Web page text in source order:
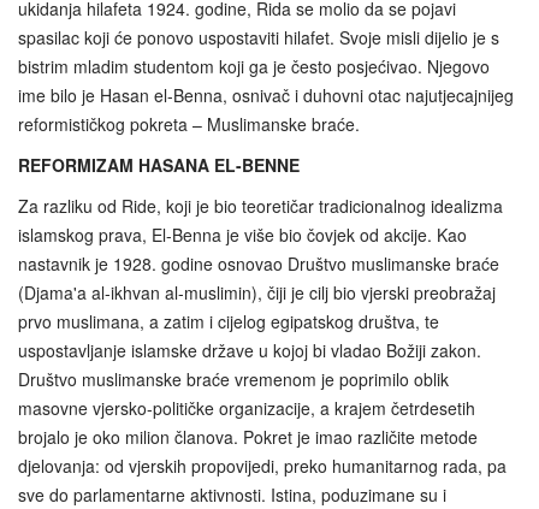
ukidanja hilafeta 1924. godine, Rida se molio da se pojavi
spasilac koji će ponovo uspostaviti hilafet. Svoje misli dijelio je s
bistrim mladim studentom koji ga je često posjećivao. Njegovo
ime bilo je Hasan el-Benna, osnivač i duhovni otac najutjecajnijeg
reformističkog pokreta – Muslimanske braće.
REFORMIZAM HASANA EL-BENNE
Za razliku od Ride, koji je bio teoretičar tradicionalnog idealizma
islamskog prava, El-Benna je više bio čovjek od akcije. Kao
nastavnik je 1928. godine osnovao Društvo muslimanske braće
(Djama'a al-ikhvan al-muslimin), čiji je cilj bio vjerski preobražaj
prvo muslimana, a zatim i cijelog egipatskog društva, te
uspostavljanje islamske države u kojoj bi vladao Božiji zakon.
Društvo muslimanske braće vremenom je poprimilo oblik
masovne vjersko-političke organizacije, a krajem četrdesetih
brojalo je oko milion članova. Pokret je imao različite metode
djelovanja: od vjerskih propovijedi, preko humanitarnog rada, pa
sve do parlamentarne aktivnosti. Istina, poduzimane su i